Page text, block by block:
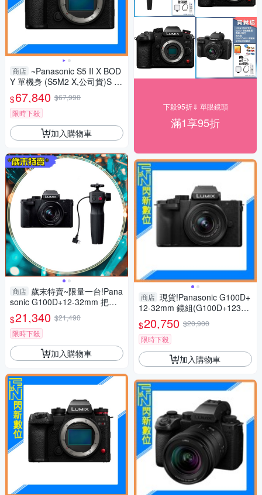
商店 ~Panasonic S5 II X BOD
Y 單機身 (S5M2 X,公司貨)S 5II
$67,840 $67,990
限時下殺
加入購物車
商店 歲末特賣~限量一台!Pana
sonic G100D+12-32mm 把手
組(G100D+1232+SHGR2，公
司貨)
$21,340 $21,490
限時下殺
加入購物車
下殺95折⇓ 單眼鏡頭
滿1享95折
商店 現貨!Panasonic G100D+
12-32mm 鏡組(G100D+123
2，公司貨)G100
$20,750 $20,900
限時下殺
加入購物車